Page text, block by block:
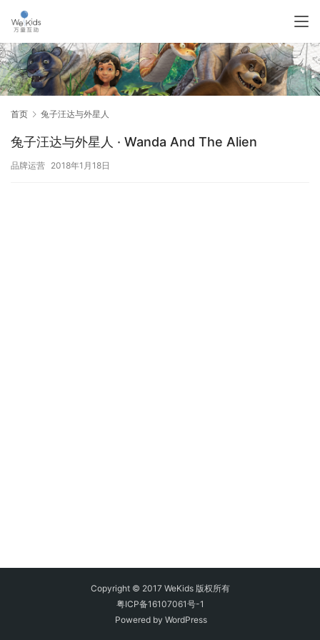
首页 兔子汪达与外星人
兔子汪达与外星人 · Wanda And The Alien
品牌运营 2018年1月18日
Copyright © 2017 WeKids 版权所有
粤ICP备16107061号-1
Powered by WordPress